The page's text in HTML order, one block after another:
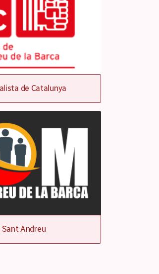
de Catalunya
Sant Andreu